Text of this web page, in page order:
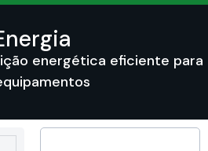
energética eficiente para